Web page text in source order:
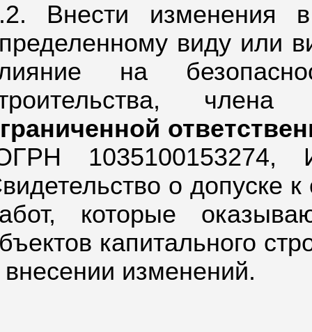
Внести изменения
виду или
на
1035100153274,
о допуске
которые
капитального
изменений.